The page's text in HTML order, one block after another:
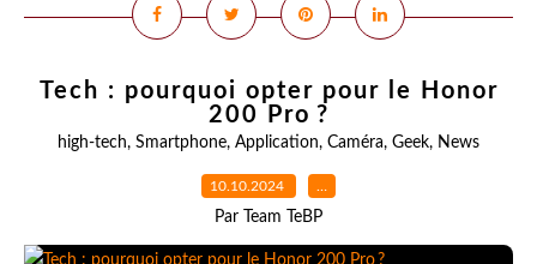
Tech : pourquoi opter pour le Honor
200 Pro ?
high-tech, Smartphone, Application, Caméra, Geek, News
10.10.2024 …
Par Team TeBP